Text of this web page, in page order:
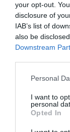
your opt-out.
disclosure of
IAB’s list of
also be
Downstream
Please note
not limited to
grant or deny
use your data
consent section.
Personal
I want to
personal
Opted In
ΕΛΛΑΔΑ